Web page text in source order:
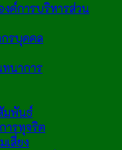
ค์การบริหารส่วน
รบุคคล
นาการ
มพันธ์
ารทุจริต
เสี่ยง